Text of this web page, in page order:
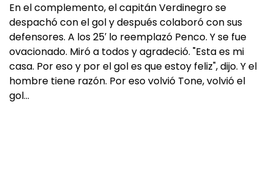
En el complemento, el capitán Verdinegro se
despachó con el gol y después colaboró con sus
defensores. A los 25′ lo reemplazó Penco. Y se fue
ovacionado. Miró a todos y agradeció. "Esta es mi
casa. Por eso y por el gol es que estoy feliz", dijo. Y el
hombre tiene razón. Por eso volvió Tone, volvió el
gol…